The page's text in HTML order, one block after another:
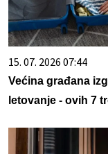
15. 07. 2026 07:44
Većina građana
letovanje - ovih 7